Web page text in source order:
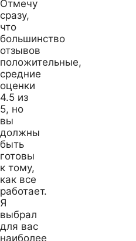
Отмечу
сразу,
что
большинство
отзывов
положительные,
средние
оценки
4.5 из
5, но
вы
должны
быть
готовы
к тому,
как все
работает.
Я
выбрал
для вас
наиболее